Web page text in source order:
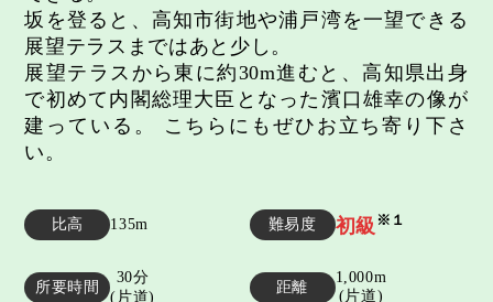
坂を登ると、高知市街地や浦戸湾を一望できる
展望テラスまではあと少し。
展望テラスから東に約30m進むと、高知県出身
で初めて内閣総理大臣となった濱口雄幸の像が
建っている。 こちらにもぜひお立ち寄り下さ
い。
比高 135m 難易度 初級 ※１
所要時間
30分
(片道)
距離
1,000m
(片道)